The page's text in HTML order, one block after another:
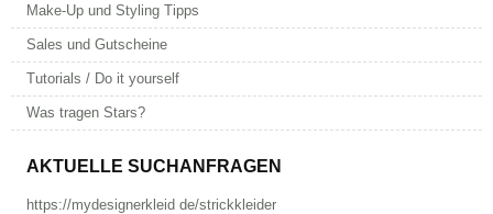
Make-Up und Styling Tipps
Sales und Gutscheine
Tutorials / Do it yourself
Was tragen Stars?
AKTUELLE SUCHANFRAGEN
https://mydesignerkleid de/strickkleider